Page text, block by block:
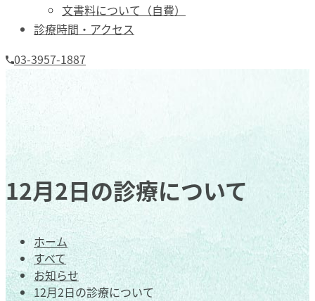
文書料について（自費）
診療時間・アクセス
03-3957-1887
12月2日の診療について
ホーム
すべて
お知らせ
12月2日の診療について